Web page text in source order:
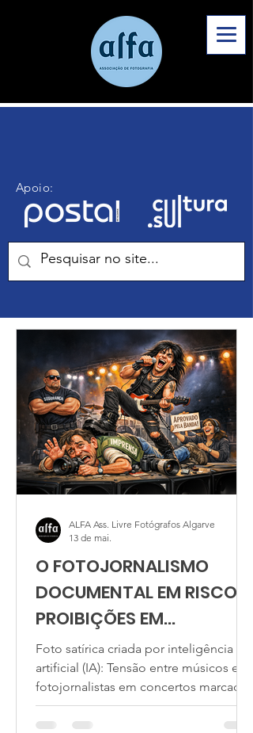
Apoio:
O FOTOJORNALISMO
DOCUMENTAL EM RISCO,
PROIBIÇÕES EM
CONCERTOS SÃO NOVA
TENDÊNCIA
Foto satírica criada por inteligência
artificial (IA): Tensão entre músicos e
fotojornalistas em concertos marcados
por restrições à cobertura e controlo
do conteúdo documental.
ALFA Ass. Livre Fotógrafos Algarve
13 de mai.